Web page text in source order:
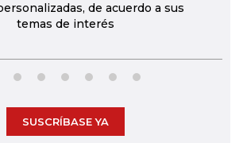
de acuerdo a sus
temas de interés
SUSCRÍBASE YA